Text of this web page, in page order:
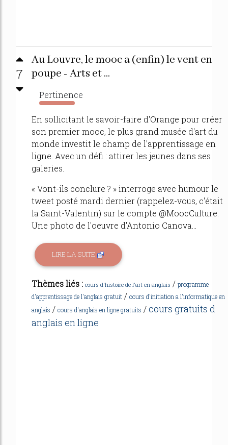
7
Au Louvre, le mooc a (enfin) le vent en
poupe - Arts et ...
Pertinence
824%
En sollicitant le savoir-faire d'Orange pour créer
son premier mooc, le plus grand musée d'art du
monde investit le champ de l'apprentissage en
ligne. Avec un défi : attirer les jeunes dans ses
galeries.
« Vont-ils conclure ? » interroge avec humour le
tweet posté mardi dernier (rappelez-vous, c'était
la Saint-Valentin) sur le compte @MoocCulture.
Une photo de l'oeuvre d'Antonio Canova...
LIRE LA SUITE
Thèmes liés : cours d'histoire de l'art en anglais / programme
d'apprentissage de l'anglais gratuit / cours d'initiation a l'informatique en
anglais / cours d'anglais en ligne gratuits /cours gratuits d
anglais en ligne